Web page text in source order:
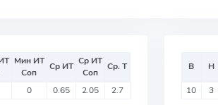
Мин ИТ
Соп
Ср ИТ Ср ИТ
Соп
Ср. Т
0 0.65 2.05 2.7
В Н
10 3